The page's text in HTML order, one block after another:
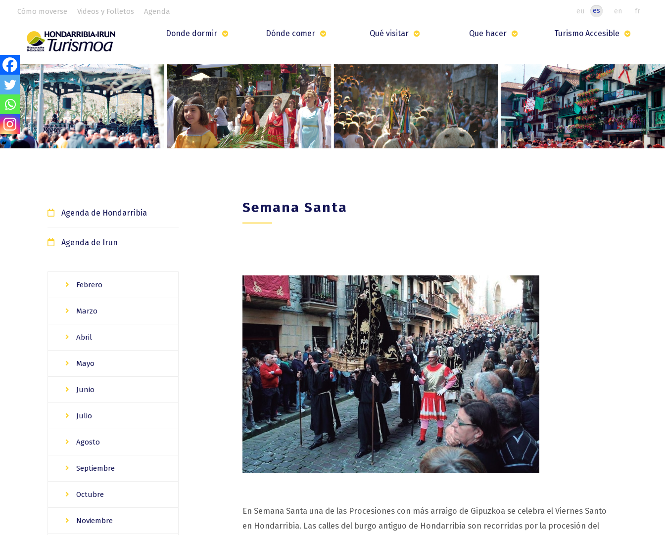
Cómo moverse Videos y Folletos Agenda es
eu fr
en
Donde dormir Dónde comer Qué visitar Que hacer Turismo Accesible
Agenda de Hondarribia
Agenda de Irun
Febrero
Marzo
Abril
Mayo
Junio
Julio
Agosto
Septiembre
Octubre
Noviembre
Semana Santa
En Semana Santa una de las Procesiones con más arraigo de Gipuzkoa se celebra el Viernes Santo
en Hondarribia. Las calles del burgo antiguo de Hondarribia son recorridas por la procesión del